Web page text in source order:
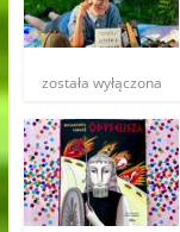
została wyłączona